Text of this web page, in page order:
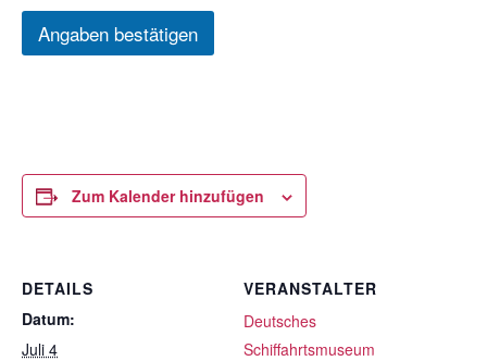
Angaben bestätigen
Zum Kalender hinzufügen
DETAILS
Datum:
Juli 4
VERANSTALTER
Deutsches
Schiffahrtsmuseum